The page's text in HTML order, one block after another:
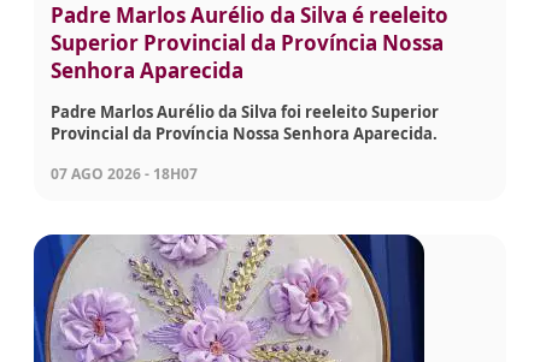
Padre Marlos Aurélio da Silva é reeleito
Superior Provincial da Província Nossa
Senhora Aparecida
Padre Marlos Aurélio da Silva foi reeleito Superior
Provincial da Província Nossa Senhora Aparecida.
07 AGO 2026 - 18H07